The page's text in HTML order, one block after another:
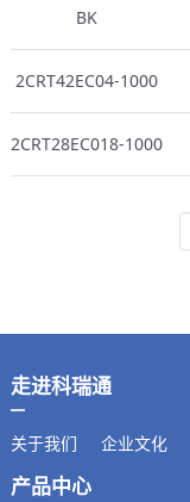
BK
2CRT42EC04-1000
2CRT28EC018-1000
走进科瑞通
关于我们 企业文化
产品中心